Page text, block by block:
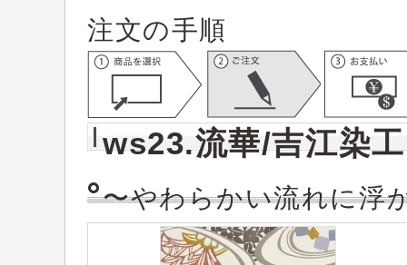
注文の手順
ws23.流華/吉江染工
〜やわらかい流れに浮